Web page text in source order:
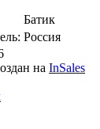
Батик
Россия
на InSales